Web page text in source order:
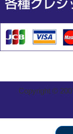
Copyright ©